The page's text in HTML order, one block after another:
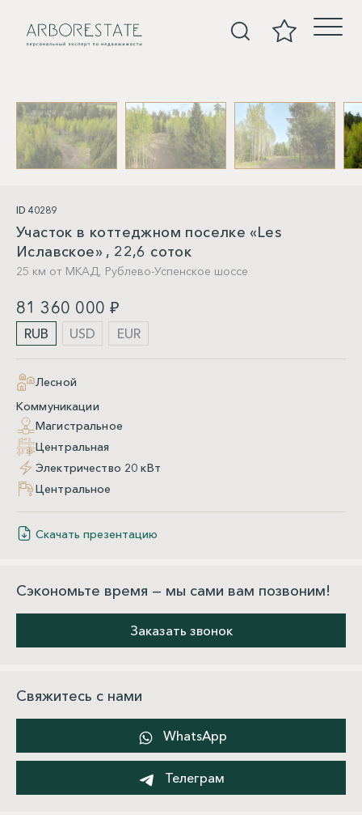
ID 40289
Участок в коттеджном поселке «Les
Иславское» , 22,6 соток
25 км от МКАД, Рублево-Успенское шоссе
81 360 000 ₽
RUB USD EUR
Лесной
Коммуникации
Магистральное
Центральная
Электричество 20 кВт
Центральное
Скачать презентацию
Сэкономьте время — мы сами вам позвоним!
Заказать звонок
Свяжитесь с нами
WhatsApp
Телеграм